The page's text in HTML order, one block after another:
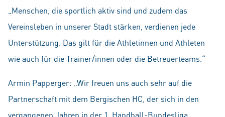
„Menschen, die sportlich aktiv sind und zudem das
Vereinsleben in unserer Stadt stärken, verdienen jede
Unterstützung. Das gilt für die Athletinnen und Athleten
wie auch für die Trainer/innen oder die Betreuerteams.“
Armin Papperger: „Wir freuen uns auch sehr auf die
Partnerschaft mit dem Bergischen HC, der sich in den
vergangenen Jahren in der 1. Handball-Bundesliga